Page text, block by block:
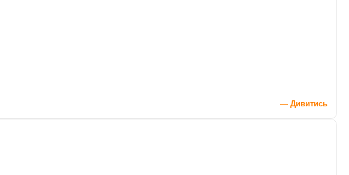
— Дивитись